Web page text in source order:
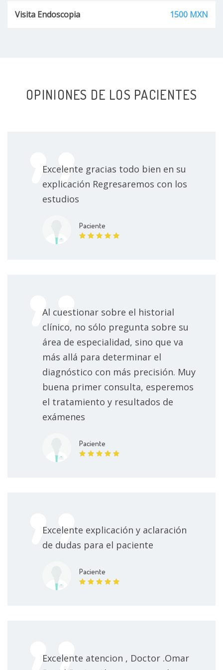
Visita Endoscopia 1500 MXN
OPINIONES DE LOS PACIENTES
Excelente gracias todo bien en su
explicación Regresaremos con los
estudios
Paciente
Al cuestionar sobre el historial
clínico, no sólo pregunta sobre su
área de especialidad, sino que va
más allá para determinar el
diagnóstico con más precisión. Muy
buena primer consulta, esperemos
el tratamiento y resultados de
exámenes
Paciente
Excelente explicación y aclaración
de dudas para el paciente
Paciente
Excelente atencion , Doctor .Omar